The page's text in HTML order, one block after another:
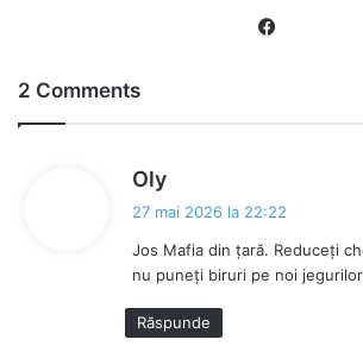
2 Comments
Oly
n
e
:
27 mai 2026 la 22:22
Jos Mafia din țară. Reduceți
nu puneți biruri pe noi
Răspunde